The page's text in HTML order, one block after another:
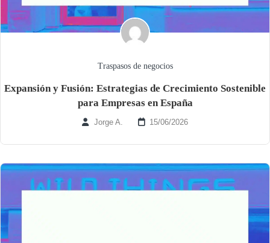
Traspasos de negocios
Expansión y Fusión: Estrategias de Crecimiento Sostenible
para Empresas en España
Jorge A. 15/06/2026